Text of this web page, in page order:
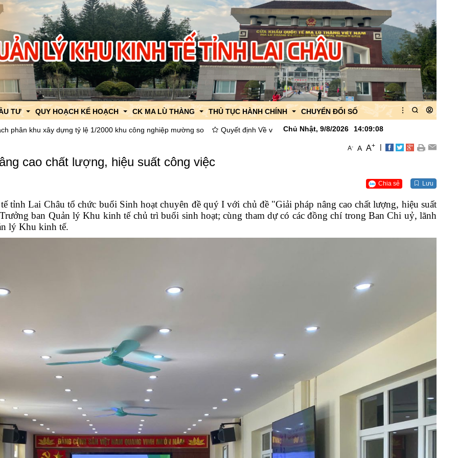
TƯ
hút đầu tư
đầu tư
QUY HOẠCH KẾ HOẠCH
Khu Kinh tế CK Ma Lù ThàngQuy hoạch chung xây dựng
Quy hoạch chi tiết xây dựng
Quy hoạch, kế hoạch sử dụng đất
Quy hoạch chi tiết
CK MA LÙ THÀNG
Chính sách về XNK
Hỗ trợ thông quan
THỦ TỤC HÀNH CHÍNH CHUYỂN ĐỔI SỐ
tỷ lệ 1/2000 khu công nghiệp mường so Quyết định Về việc công bố danh mục thủ tục hành chính được thay thế, bãi bỏ lĩnh vực
Chủ Nhật, 9/8/2026 14:09:10
A- A A+ |
cao chất lượng, hiệu suất công việc
Chia sẻ Lưu
tỉnh Lai Châu tổ chức buổi Sinh hoạt chuyên đề quý I với chủ đề "Giải pháp nâng cao chất lượng, hiệu suất
ban Quản lý Khu kinh tế chủ trì buổi sinh hoạt; cùng tham dự có các đồng chí trong Ban Chi uỷ, lãnh
lý Khu kinh tế.